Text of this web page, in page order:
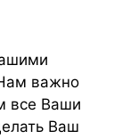
важно
все Ваши
Ваш